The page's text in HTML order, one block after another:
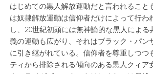
はじめての黒人解放運動だと言われること
は奴隷解放運動は信仰者だけによって行わ
し、20世紀初頭には無神論的な黒人による
義の運動も広がり、それはブラック・パン
に引き継がれている。信仰者を尊重しつつ
ティから排除される傾向のある黒人クィア